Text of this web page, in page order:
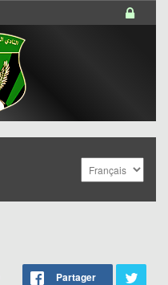
Partager